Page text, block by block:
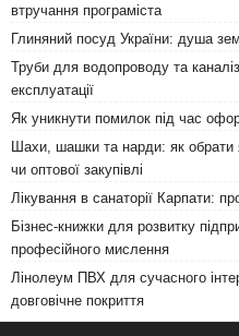
втручання програміста
Глиняний посуд України: душа
Труби для водопроводу та
експлуатації
Як уникнути помилок під час
Шахи, шашки та нарди: як обрати
чи оптової закупівлі
Лікування в санаторії Карпати:
Бізнес-книжки для розвитку
професійного мислення
Лінолеум ПВХ для сучасного
довговічне покриття